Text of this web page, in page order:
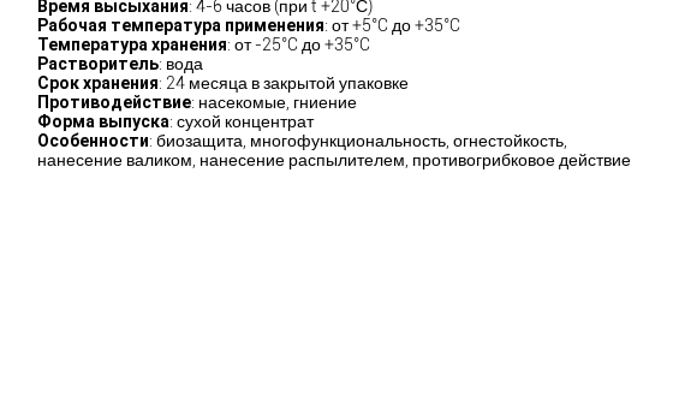
Время высыхания: 4-6 часов (при t +20°С)
Рабочая температура применения: от +5°C до +35°C
Температура хранения: от -25°C до +35°C
Растворитель: вода
Срок хранения: 24 месяца в закрытой упаковке
Противодействие: насекомые, гниение
Форма выпуска: сухой концентрат
Особенности: биозащита, многофункциональность, огнестойкость,
нанесение валиком, нанесение распылителем, противогрибковое действие